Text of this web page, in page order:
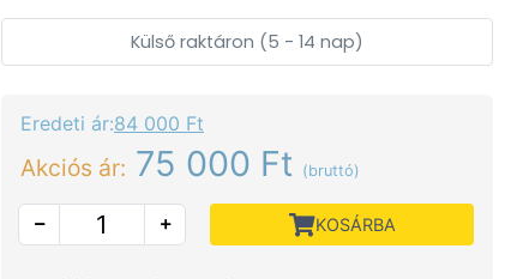
Külső raktáron (5 - 14 nap)
Eredeti ár:84 000 Ft
Akciós ár: 75 000 Ft (bruttó)
KOSÁRBA